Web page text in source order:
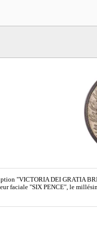
"VICTORIA DEI GRATIA
faciale "SIX PENCE", le